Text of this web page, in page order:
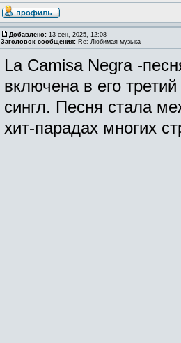
Добавлено: 13 сен, 2025, 12:08
Заголовок сообщения: Re: Любимая музыка
La Camisa Negra -
включена в его
сингл. Песня стала
хит-парадах многих